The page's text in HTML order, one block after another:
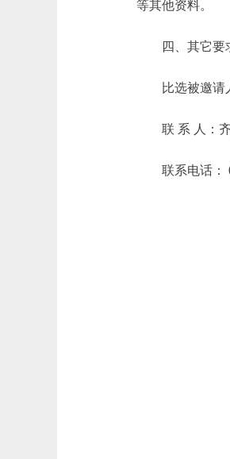
等其他资料。
四、其它要
比选被邀请人
联 系 人：
联系电话：
崇